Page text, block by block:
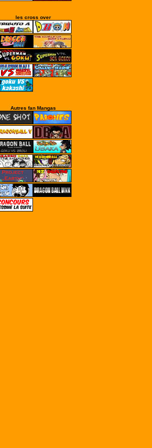
les cross over
Autres fan Mangas